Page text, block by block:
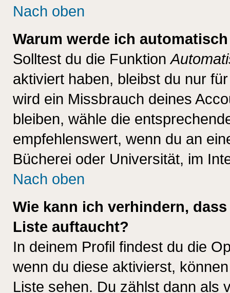
Nach oben
Warum werde ich
Solltest du die Funktion
aktiviert haben, bleibst du nur
wird ein Missbrauch deines
bleiben, wähle die
empfehlenswert, wenn du an
Bücherei oder Universität, im
Nach oben
Wie kann ich verhindern,
Liste auftaucht?
In deinem Profil findest du die
wenn du diese aktivierst,
Liste sehen. Du zählst dann als